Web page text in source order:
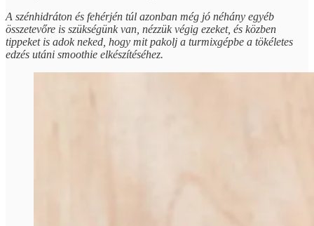
A szénhidráton és fehérjén túl azonban még jó néhány egyéb
összetevőre is szükségünk van, nézzük végig ezeket, és közben
tippeket is adok neked, hogy mit pakolj a turmixgépbe a tökéletes
edzés utáni smoothie elkészítéséhez.